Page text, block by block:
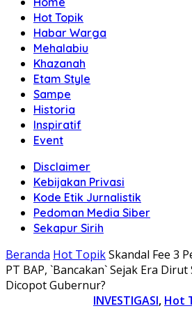
Hot Topik
Habar Warga
Mehalabiu
Khazanah
Etam Style
Sampe
Historia
Inspiratif
Event
Disclaimer
Kebijakan Privasi
Kode Etik Jurnalistik
Pedoman Media Siber
Sekapur Sirih
Beranda Hot TopikSkandal Fee 3
PT BAP, `Bancakan` Sejak Era
Dicopot Gubernur?
INVESTIGASI, Hot